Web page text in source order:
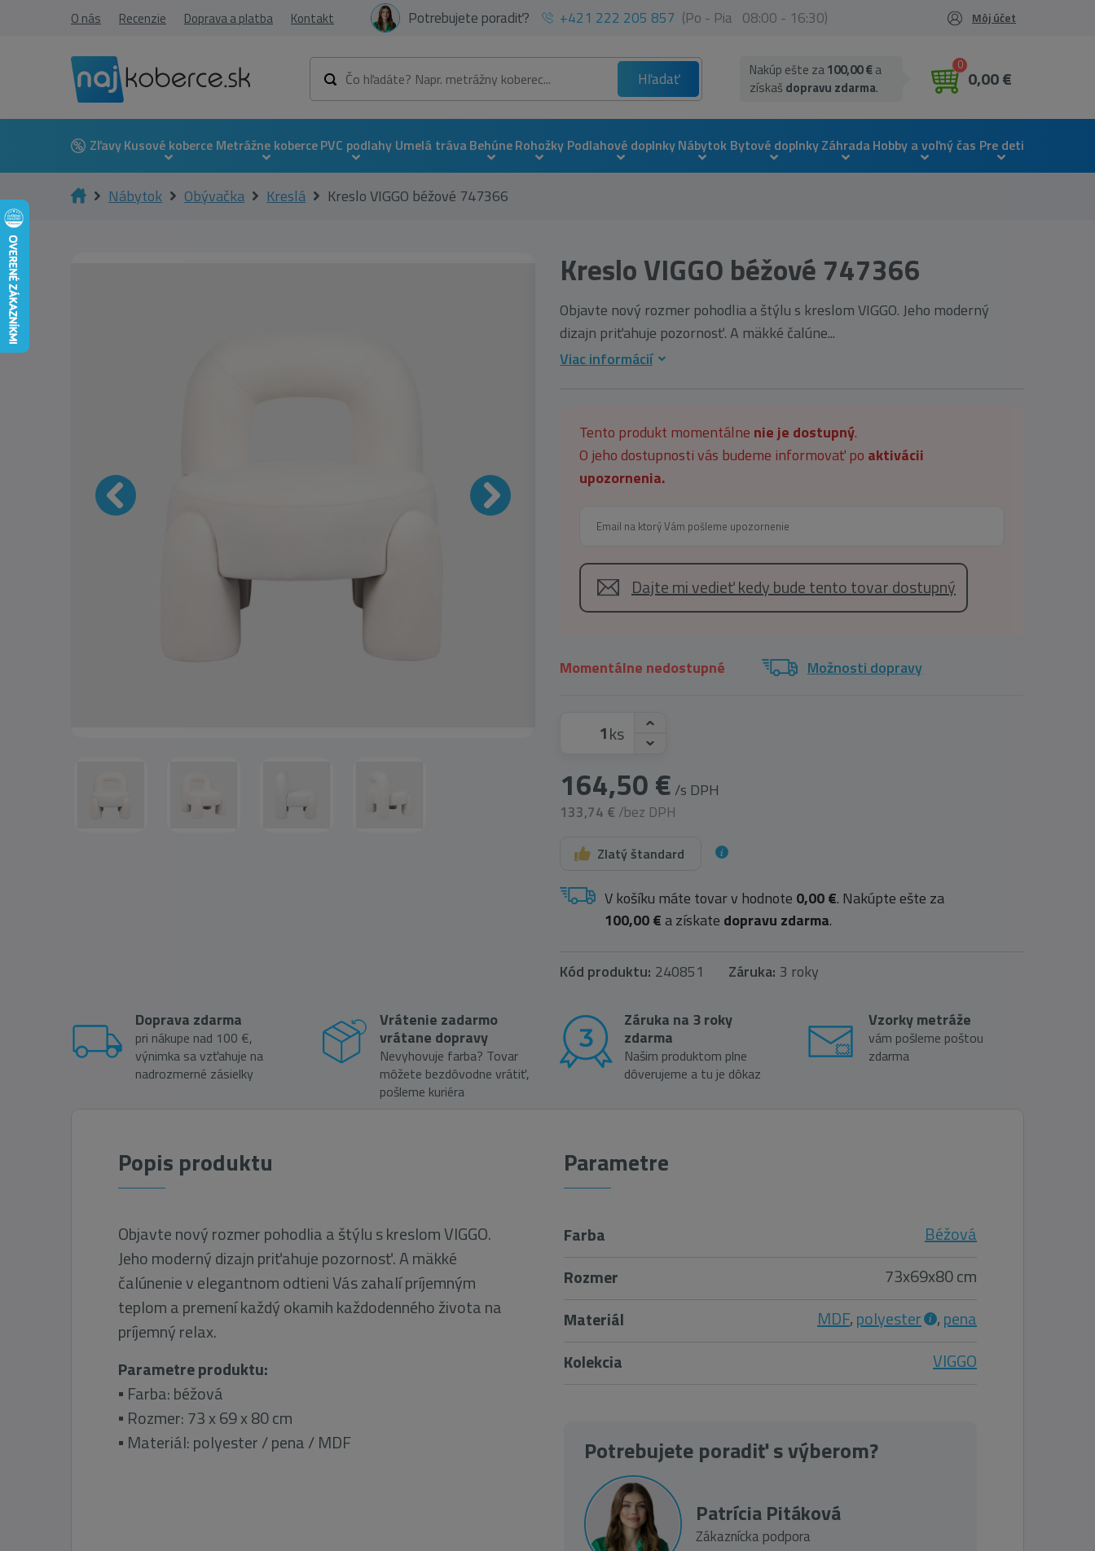
O nás Recenzie Doprava a platba Kontakt Potrebujete poradiť? +421 222 205 857 (Po - Pia 08:00 - 16:30) Môj účet
Hľadať
0
0,00 €
Nakúp ešte za100,00 €a
získaš dopravu zdarma.
ZľavyKusové koberce Metrážne kobercePVC podlahy Umelá trávaBehúneRohožky Podlahové doplnkyNábytok Bytové doplnkyZáhradaHobby a voľný čas Pre deti
Nábytok Obývačka Kreslá Kreslo VIGGO béžové 747366
Kreslo VIGGO béžové 747366
Objavte nový rozmer pohodlia a štýlu s kreslom VIGGO. Jeho moderný
dizajn priťahuje pozornosť. A mäkké čalúne...
Viac informácií
Tento produkt momentálne nie je dostupný.
O jeho dostupnosti vás budeme informovať po aktivácii
upozornenia.
Dajte mi vedieť kedy bude tento tovar dostupný
Momentálne nedostupné Možnosti dopravy
ks
164,50 € /s DPH
133,74 € /bez DPH
Zlatý štandard
V košíku máte tovar v hodnote 0,00 €. Nakúpte ešte za
100,00 €a získate dopravu zdarma.
Kód produktu: 240851 Záruka: 3 roky
Doprava zdarma
pri nákupe nad 100 €,
výnimka sa vzťahuje na
nadrozmerné zásielky
Vrátenie zadarmo
vrátane dopravy
Nevyhovuje farba? Tovar
môžete bezdôvodne vrátiť,
pošleme kuriéra
Záruka na 3 roky
zdarma
Našim produktom plne
dôverujeme a tu je dôkaz
Vzorky metráže
vám pošleme poštou
zdarma
Popis produktu
Objavte nový rozmer pohodlia a štýlu s kreslom VIGGO.
Jeho moderný dizajn priťahuje pozornosť. A mäkké
čalúnenie v elegantnom odtieni Vás zahalí príjemným
teplom a premení každý okamih každodenného života na
príjemný relax.
Parametre produktu:
▪ Farba: béžová
▪ Rozmer: 73 x 69 x 80 cm
▪ Materiál: polyester / pena / MDF
Parametre
Farba
Béžová
Rozmer
73x69x80 cm
Materiál
MDF,polyester ,pena
Kolekcia
VIGGO
Potrebujete poradiť s výberom?
Patrícia Pitáková
Zákaznícka podpora